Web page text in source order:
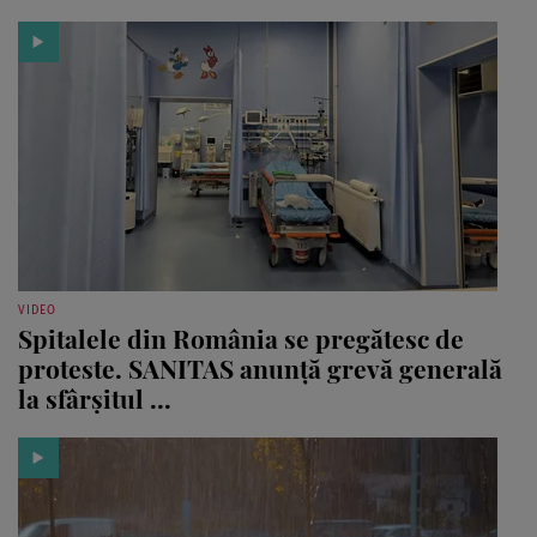
VIDEO
Spitalele din România se pregătesc de
proteste. SANITAS anunță grevă generală
la sfârșitul ...